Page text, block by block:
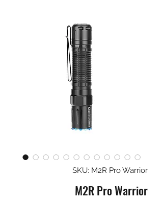
SKU: M2R Pro Warrior
M2R Pro Warrior